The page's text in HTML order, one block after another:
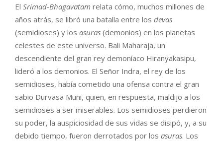
El Srimad-Bhagavatam relata cómo, muchos millones de
años atrás, se libró una batalla entre los devas
(semidioses) y los asuras (demonios) en los planetas
celestes de este universo. Bali Maharaja, un
descendiente del gran rey demoníaco Hiranyakasipu,
lideró a los demonios. El Señor Indra, el rey de los
semidioses, había cometido una ofensa contra el gran
sabio Durvasa Muni, quien, en respuesta, maldijo a los
semidioses a ser miserables. Los semidioses perdieron
su poder, la auspiciosidad de sus vidas se disipó, y, a su
debido tiempo, fueron derrotados por los asuras. Los